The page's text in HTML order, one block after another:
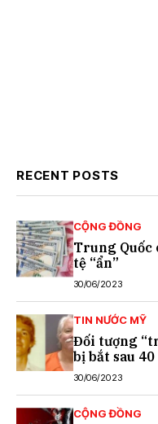
RECENT POSTS
CỘNG ĐỒNG
Trung Quốc
tệ “ẩn”
30/06/2023
TIN NƯỚC MỸ
Đối tượng
bị bắt sau
30/06/2023
CỘNG ĐỒNG